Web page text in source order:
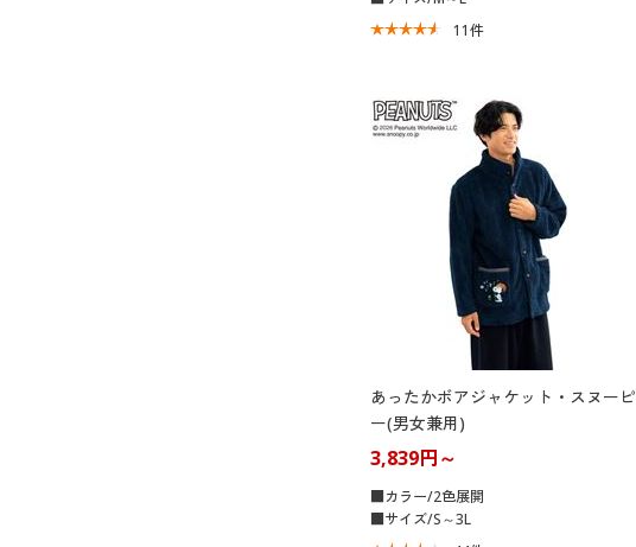
11件
あったかボアジャケット・スヌーピ
ー(男女兼用)
3,839円～
■カラー/2色展開
■サイズ/S～3L